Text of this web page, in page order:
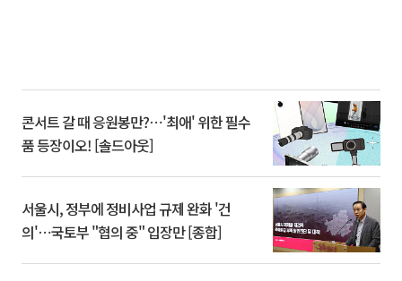
콘서트 갈 때 응원봉만?⋯'최애' 위한 필수
품 등장이오! [솔드아웃]
서울시, 정부에 정비사업 규제 완화 '건
의'⋯국토부 "협의 중" 입장만 [종합]